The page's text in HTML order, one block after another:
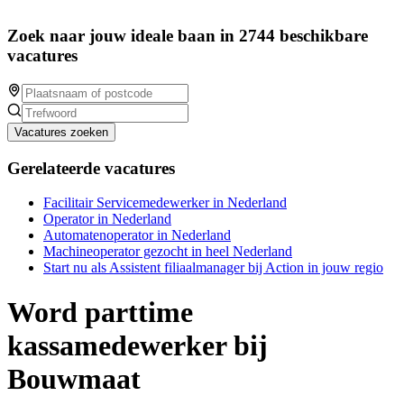
Zoek naar jouw ideale baan in 2744 beschikbare
vacatures
Vacatures zoeken
Gerelateerde vacatures
Facilitair Servicemedewerker in Nederland
Operator in Nederland
Automatenoperator in Nederland
Machineoperator gezocht in heel Nederland
Start nu als Assistent filiaalmanager bij Action in jouw regio
Word parttime
kassamedewerker bij
Bouwmaat